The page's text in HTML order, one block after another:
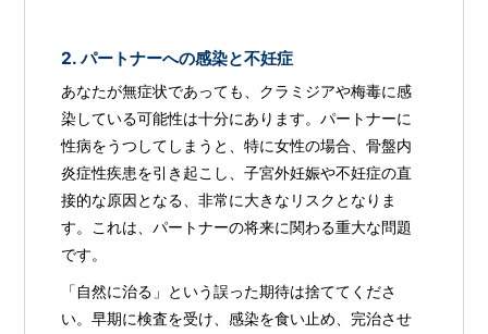
2. パートナーへの感染と不妊症
あなたが無症状であっても、クラミジアや梅毒に感
染している可能性は十分にあります。パートナーに
性病をうつしてしまうと、特に女性の場合、骨盤内
炎症性疾患を引き起こし、子宮外妊娠や不妊症の直
接的な原因となる、非常に大きなリスクとなりま
す。これは、パートナーの将来に関わる重大な問題
です。
「自然に治る」という誤った期待は捨ててくださ
い。早期に検査を受け、感染を食い止め、完治させ